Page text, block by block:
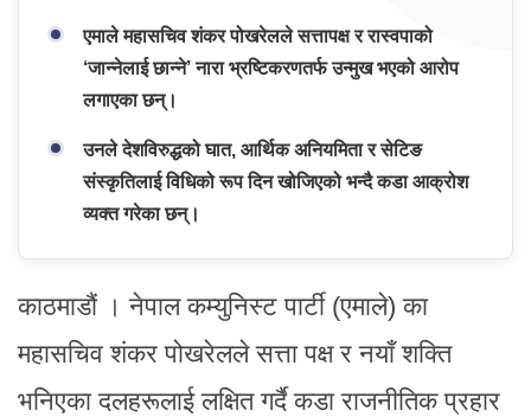
एमाले महासचिव शंकर पोखरेलले सत्तापक्ष र रास्वपाको
‘जान्नेलाई छान्ने’ नारा भ्रष्टिकरणतर्फ उन्मुख भएको आरोप
लगाएका छन्।
उनले देशविरुद्धको घात, आर्थिक अनियमिता र सेटिङ
संस्कृतिलाई विधिको रूप दिन खोजिएको भन्दै कडा आक्रोश
व्यक्त गरेका छन्।
काठमाडौं । नेपाल कम्युनिस्ट पार्टी (एमाले) का
महासचिव शंकर पोखरेलले सत्ता पक्ष र नयाँ शक्ति
भनिएका दलहरूलाई लक्षित गर्दै कडा राजनीतिक प्रहार